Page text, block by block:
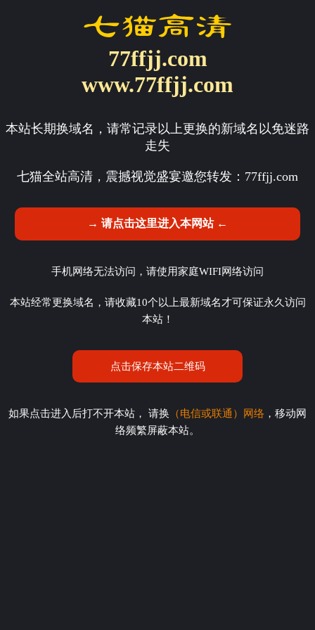
77ffjj.com
www.77ffjj.com
本站长期换域名，请常记录以上更换的新域名以免迷路
走失
七猫全站高清，震撼视觉盛宴邀您转发： 77ffjj.com
→ 请点击这里进入本网站 ←
手机网络无法访问，请使用家庭WIFI网络访问
本站经常更换域名，请收藏10个以上最新域名才可保证永久访问
本站！
点击保存本站二维码
如果点击进入后打不开本站， 请换 （电信或联通）网络 ，移动网
络频繁屏蔽本站。